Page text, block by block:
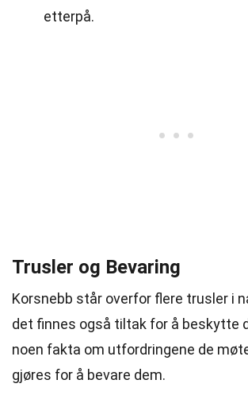
etterpå.
Trusler og Bevaring
Korsnebb står overfor flere trusler i
det finnes også tiltak for å beskytte
noen fakta om utfordringene de
gjøres for å bevare dem.